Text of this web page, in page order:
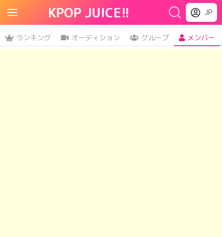
KPOP JUICE!! JP
ランキング オーディション グループ メンバー